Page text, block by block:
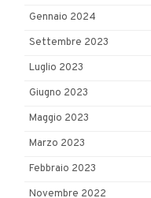
Gennaio 2024
Settembre 2023
Luglio 2023
Giugno 2023
Maggio 2023
Marzo 2023
Febbraio 2023
Novembre 2022